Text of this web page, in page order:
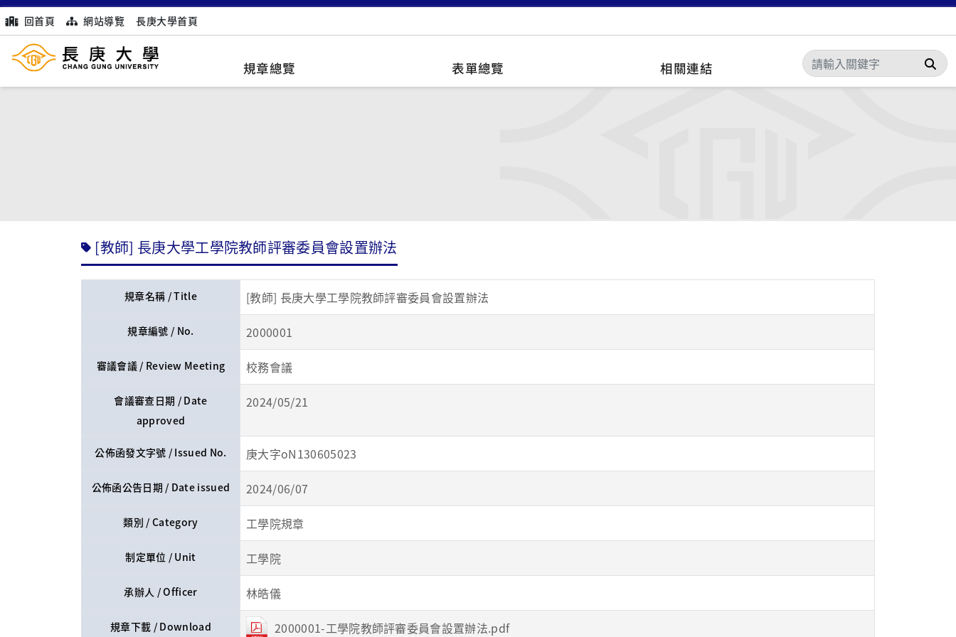
回首頁 網站導覽 長庚大學首頁
規章總覽 表單總覽 相關連結 搜
[教師] 長庚大學工學院教師評審委員會設置辦法
規章名稱 / Title [教師] 長庚大學工學院教師評審委員會設置辦法
規章編號 / No. 2000001
審議會議 / Review Meeting 校務會議
會議審查日期 / Date
approved
2024/05/21
公佈函發文字號 / Issued No. 庚大字oN130605023
公佈函公告日期 / Date issued 2024/06/07
類別 / Category 工學院規章
制定單位 / Unit 工學院
承辦人 / Officer 林皓儀
規章下載 / Download 2000001-工學院教師評審委員會設置辦法.pdf